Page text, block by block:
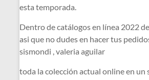
esta temporada.
Dentro de catálogos en línea 2022
asi que no dudes en hacer tus
sismondi , valeria aguilar
toda la colección actual online en un